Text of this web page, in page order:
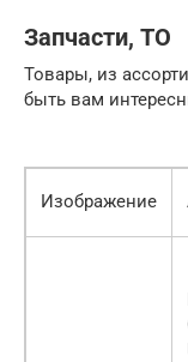
Запчасти, ТО
Товары, из
быть вам
Изображение